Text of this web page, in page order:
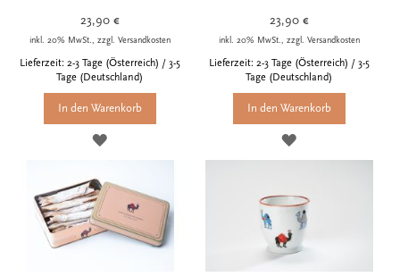
23,90 €
inkl. 20% MwSt., zzgl. Versandkosten
Lieferzeit: 2-3 Tage (Österreich) / 3-5
Tage (Deutschland)
In den Warenkorb
ZUR
HINZUFÜGEN
23,90 €
inkl. 20% MwSt., zzgl. Versandkosten
Lieferzeit: 2-3 Tage (Österreich) / 3-5
Tage (Deutschland)
In den Warenkorb
ZUR
HINZUFÜGEN